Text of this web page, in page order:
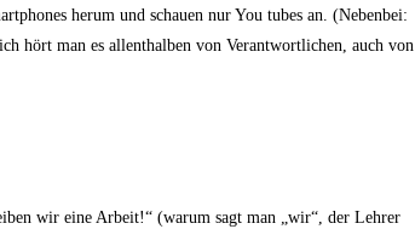
herum und schauen nur You tubes an. (Nebenbei:
hört man es allenthalben von Verantwortlichen, auch von
wir eine Arbeit!“ (warum sagt man „wir“, der Lehrer